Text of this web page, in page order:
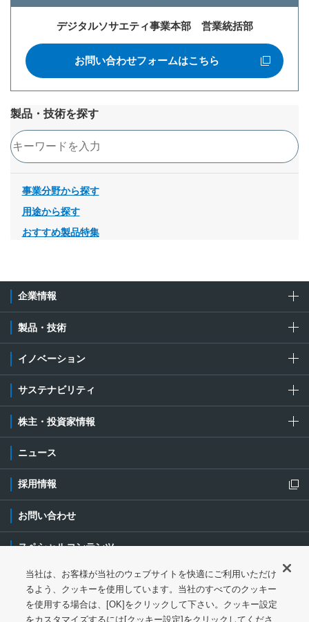
デジタルソサエティ事業本部 営業統括部
お問い合わせフォームはこちら
新規ウィンドウを開きます
製品・技術を探す
事業分野から探す
用途から探す
おすすめ製品特集
企業情報
製品・技術
イノベーション
サステナビリティ
株主・投資家情報
ニュース
採用情報
新規ウィンドウを開きます
お問い合わせ
スペシャルコンテンツ
ご利用条件・ご注意 プライバシーポリシー
新規ウィンドウを開き
ソーシャルメディアポリシー クッキーポリシー
当社は、お客様が当社のウェブサイトを快適にご利用いただけ
るよう、クッキーを使用しています。当社のすべてのクッキー
を使用する場合は、[OK]をクリックして下さい。クッキー設定
をカスタマイズするには[クッキー設定]をクリックしてくださ